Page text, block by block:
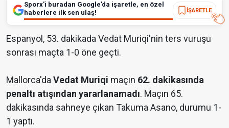
Sporx’i buradan Google’da işaretle, en özel
haberlere ilk sen ulaş!
İŞARETLE
Espanyol, 53. dakikada Vedat Muriqi'nin ters vuruşu
sonrası maçta 1-0 öne geçti.
Mallorca'da Vedat Muriqi maçın 62. dakikasında
penaltı atışından yararlanamadı. Maçın 65.
dakikasında sahneye çıkan Takuma Asano, durumu 1-
1 yaptı.